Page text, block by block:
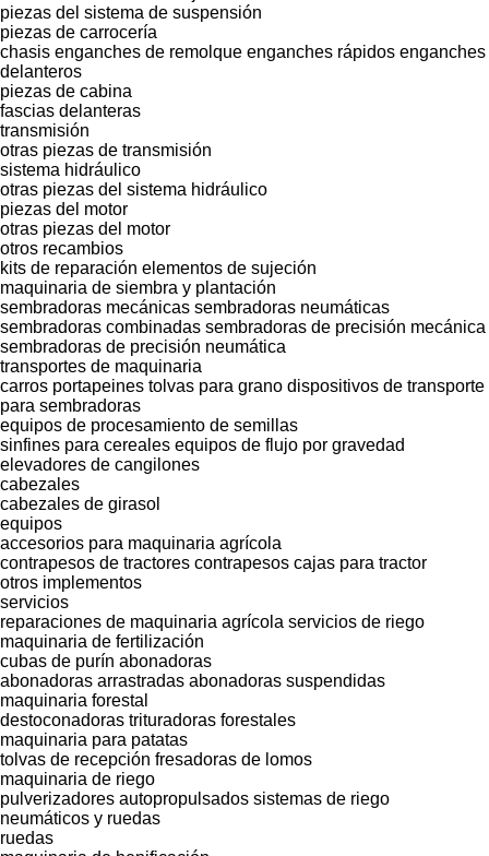
piezas del sistema de suspensión
piezas de carrocería
chasis enganches de remolque enganches rápidos enganches
delanteros
piezas de cabina
fascias delanteras
transmisión
otras piezas de transmisión
sistema hidráulico
otras piezas del sistema hidráulico
piezas del motor
otras piezas del motor
otros recambios
kits de reparación elementos de sujeción
maquinaria de siembra y plantación
sembradoras mecánicas sembradoras neumáticas
sembradoras combinadas sembradoras de precisión mecánica
sembradoras de precisión neumática
transportes de maquinaria
carros portapeines tolvas para grano dispositivos de transporte
para sembradoras
equipos de procesamiento de semillas
sinfines para cereales equipos de flujo por gravedad
elevadores de cangilones
cabezales
cabezales de girasol
equipos
accesorios para maquinaria agrícola
contrapesos de tractores contrapesos cajas para tractor
otros implementos
servicios
reparaciones de maquinaria agrícola servicios de riego
maquinaria de fertilización
cubas de purín abonadoras
abonadoras arrastradas abonadoras suspendidas
maquinaria forestal
destoconadoras trituradoras forestales
maquinaria para patatas
tolvas de recepción fresadoras de lomos
maquinaria de riego
pulverizadores autopropulsados sistemas de riego
neumáticos y ruedas
ruedas